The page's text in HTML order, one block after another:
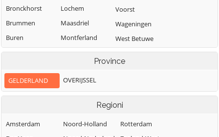
Bronckhorst
Brummen
Buren
Culemborg
Doetinchem
Druten
Ede
Lochem
Maasdriel
Montferland
Neder-Betuwe
Nijmegen
Nunspeet
Oost Gelre
Voorst
Wageningen
West Betuwe
West Maas en
Waal
Wijchen
Winterswijk
Zaltbommel
Province
GELDERLAND OVERIJSSEL
Regioni
Amsterdam
Noord-Holland
Rotterdam